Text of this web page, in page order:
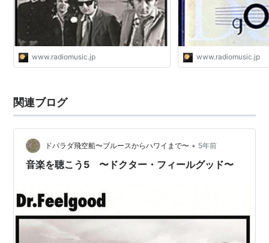
www.radiomusic.jp
スフル、ミルトン・
ペランサ・スポルデ
と音楽
www.radiomusic.jp
関連ブログ
ドバラダ飛空船〜ブルースからハワイまで〜 • 5年前
音楽を聴こう5 〜ドクター・フィールグッド〜